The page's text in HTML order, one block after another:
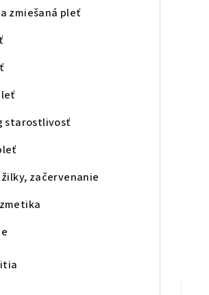
zmiešaná pleť
starostlivosť
začervenanie